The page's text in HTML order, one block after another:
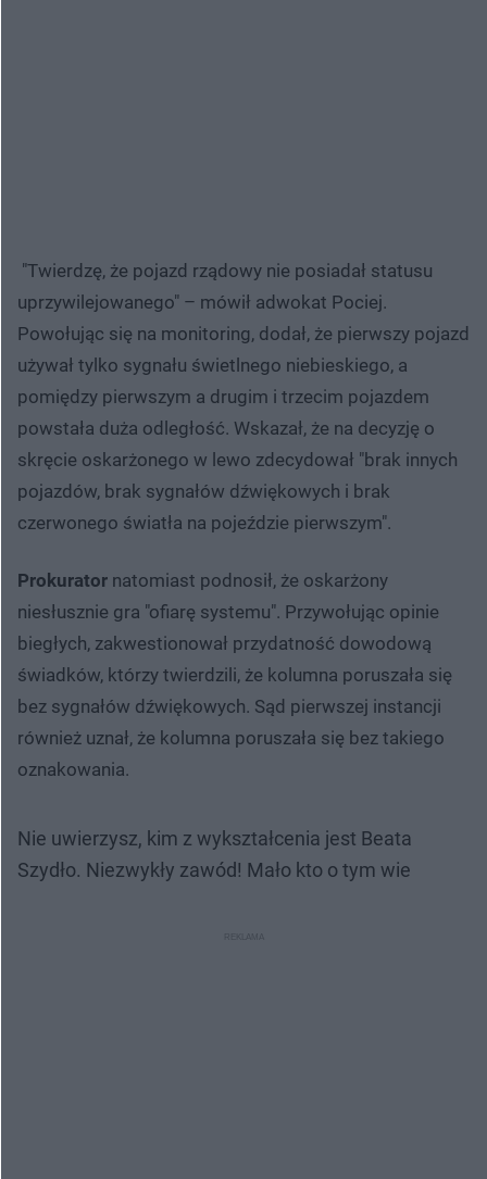
"Twierdzę, że pojazd rządowy nie posiadał statusu
uprzywilejowanego" – mówił adwokat Pociej.
Powołując się na monitoring, dodał, że pierwszy pojazd
używał tylko sygnału świetlnego niebieskiego, a
pomiędzy pierwszym a drugim i trzecim pojazdem
powstała duża odległość. Wskazał, że na decyzję o
skręcie oskarżonego w lewo zdecydował "brak innych
pojazdów, brak sygnałów dźwiękowych i brak
czerwonego światła na pojeździe pierwszym".
Prokurator natomiast podnosił, że oskarżony
niesłusznie gra "ofiarę systemu". Przywołując opinie
biegłych, zakwestionował przydatność dowodową
świadków, którzy twierdzili, że kolumna poruszała się
bez sygnałów dźwiękowych. Sąd pierwszej instancji
również uznał, że kolumna poruszała się bez takiego
oznakowania.
Nie uwierzysz, kim z wykształcenia jest Beata
Szydło. Niezwykły zawód! Mało kto o tym wie